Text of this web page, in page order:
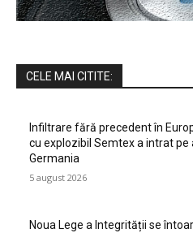
CELE MAI CITITE:
Infiltrare fără precedent în
cu explozibil Semtex a intrat pe
Germania
5 august 2026
Noua Lege a Integrității se